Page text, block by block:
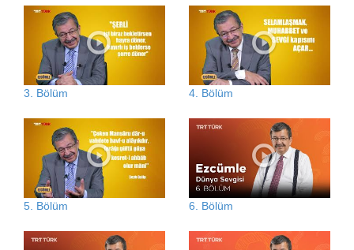
3. Bölüm 4. Bölüm
5. Bölüm 6. Bölüm